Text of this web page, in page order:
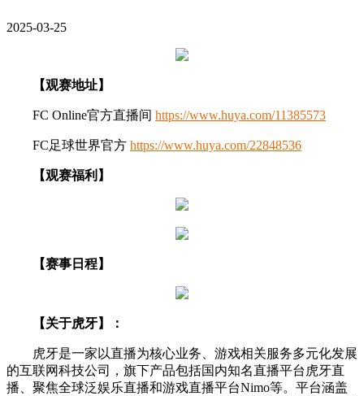
2025-03-25
【观赛地址】
FC Online官方直播间 https://www.huya.com/11385573
FC足球世界官方 https://www.huya.com/22848536
【观赛福利】
【赛事日程】
【关于虎牙】：
虎牙是一家以直播为核心业务、游戏相关服务多元化发展
的互联网科技公司，旗下产品包括国内知名直播平台虎牙直
播、聚焦全球泛娱乐直播和游戏直播平台Nimo等。平台涵盖